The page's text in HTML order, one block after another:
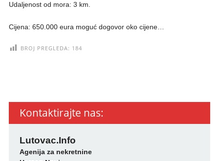
Udaljenost od mora: 3 km.
Cijena: 650.000 eura moguć dogovor oko cijene…
BROJ PREGLEDA: 184
Kontaktirajte nas:
Lutovac.Info
Agenija za nekretnine